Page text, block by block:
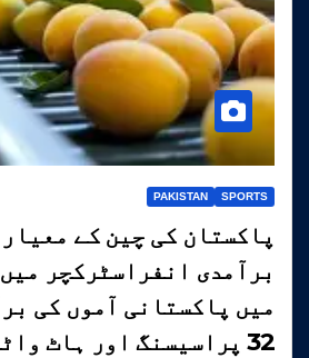
SPORTS
PAKISTAN
پاکستان کی چین کے
برآمدی انفراسٹرکچر
میں پاکستانی آموں کی
32 پراسیسنگ اور ہاٹ